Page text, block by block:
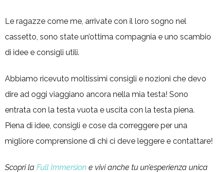
Le ragazze come me, arrivate con il loro sogno nel
cassetto, sono state un’ottima compagnia e uno scambio
di idee e consigli utili.
Abbiamo ricevuto moltissimi consigli e nozioni che devo
dire ad oggi viaggiano ancora nella mia testa! Sono
entrata con la testa vuota e uscita con la testa piena.
Piena di idee, consigli e cose da correggere per una
migliore comprensione di chi ci deve leggere e contattare!
Scopri la Full Immersion e vivi anche tu un’esperienza unica